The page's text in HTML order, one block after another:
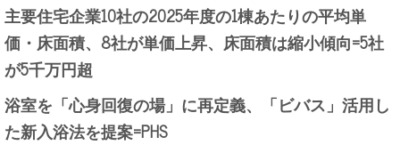
主要住宅企業10社の2025年度の1棟あたりの平均単
価・床面積、8社が単価上昇、床面積は縮小傾向=5社
が5千万円超
浴室を「心身回復の場」に再定義、「ビバス」活用し
た新入浴法を提案=PHS